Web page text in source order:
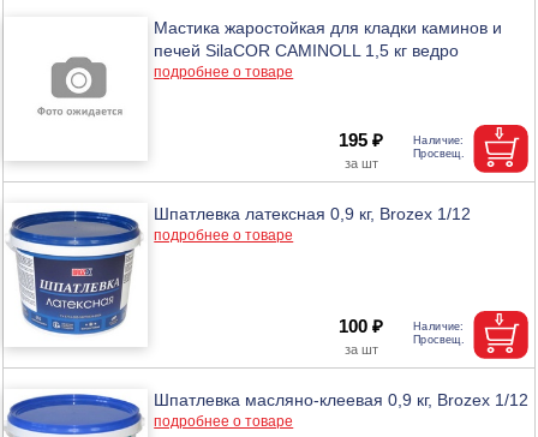
Мастика жаростойкая для кладки каминов и
печей SilaCOR CAMINOLL 1,5 кг ведро
подробнее о товаре
195 ₽
Шпатлевка латексная 0,9 кг, Brozex 1/12
подробнее о товаре
100 ₽
Шпатлевка масляно-клеевая 0,9 кг, Brozex 1/12
подробнее о товаре